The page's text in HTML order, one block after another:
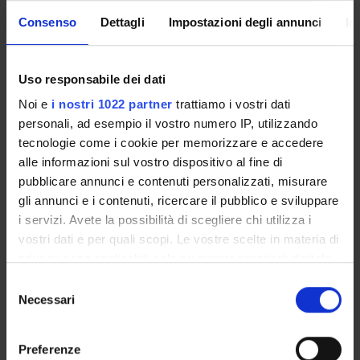
Consenso Dettagli Impostazioni degli annunci
Uso responsabile dei dati
Noi e i nostri 1022 partner trattiamo i vostri dati
personali, ad esempio il vostro numero IP, utilizzando
tecnologie come i cookie per memorizzare e accedere
alle informazioni sul vostro dispositivo al fine di
pubblicare annunci e contenuti personalizzati, misurare
gli annunci e i contenuti, ricercare il pubblico e sviluppare
i servizi. Avete la possibilità di scegliere chi utilizza i
vostri dati e per quali scopi. Le vostre scelte in materia di
modificare o revocare il proprio consenso in qualsiasi
momento dalla Dichiarazione sui cookie o facendo clic
delNecessari
Preferenze
Degree Programme
Notices
Governing bodies
Rete formativa
OFFERTA FORMATIVA
CORSI DI LAUREA
CORSI DI LAUREA MAGISTRALE